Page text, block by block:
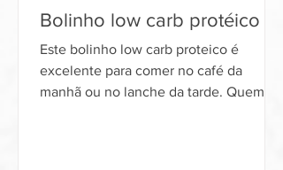
Bolinho low carb protéico
Este bolinho low carb proteico é
excelente para comer no café da
manhã ou no lanche da tarde. Quem